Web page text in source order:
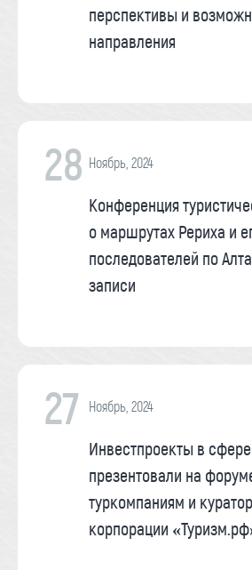
перспективы и
направления
28 Ноябрь, 2024
Конференция
о маршрутах Рериха и
последователей по
записи
27 Ноябрь, 2024
Инвестпроекты в
презентовали на
туркомпаниям и
корпорации